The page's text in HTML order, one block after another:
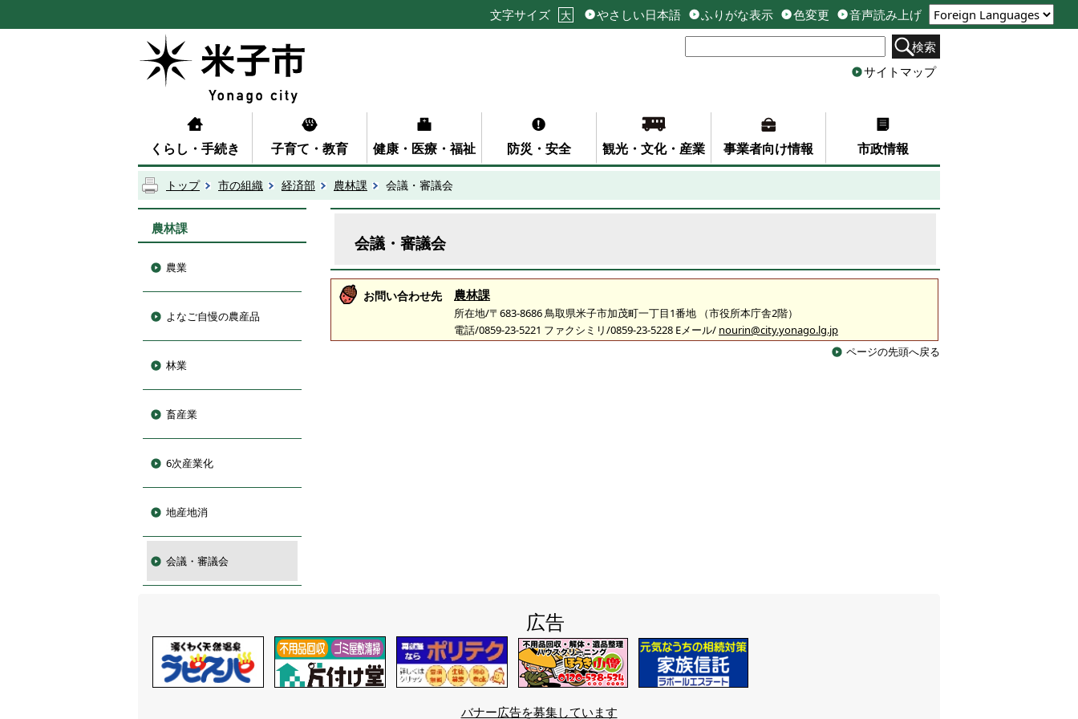
文字サイズ 大 やさしい日本語 ふりがな表示 色変更
音声読み上げ
検索
サイトマップ
くらし・手続き 子育て・教育 健康・医療・福祉 防災・安全 観光・文化・産業 事業者向け情報 市政情報
トップ 市の組織 経済部 農林課 会議・審議会
農林課
農業
よなご自慢の農産品
林業
畜産業
6次産業化
地産地消
会議・審議会
会議・審議会
お問い合わせ先 農林課
所在地/〒683-8686 鳥取県米子市加茂町一丁目1番地 （市役所本庁舎2階）
電話/0859-23-5221 ファクシミリ/0859-23-5228 Eメール/ nourin@city.yonago.lg.jp
ページの先頭へ戻る
広告
バナー広告を募集しています